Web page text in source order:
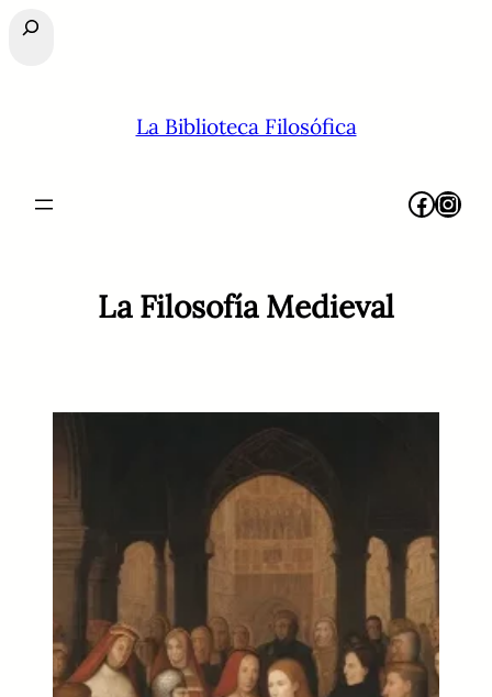
Buscar
La Biblioteca Filosófica
Facebook Instagram
La Filosofía Medieval